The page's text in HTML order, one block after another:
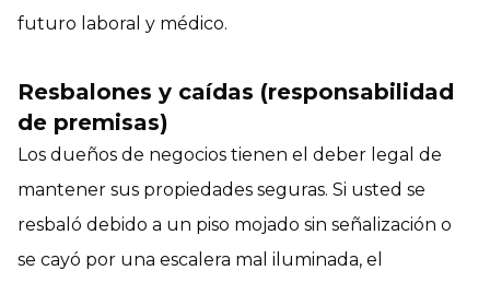
futuro laboral y médico.
Resbalones y caídas (responsabilidad
de premisas)
Los dueños de negocios tienen el deber legal de
mantener sus propiedades seguras. Si usted se
resbaló debido a un piso mojado sin señalización o
se cayó por una escalera mal iluminada, el